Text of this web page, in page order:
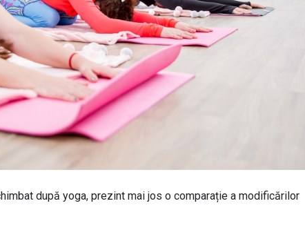
după yoga, prezint mai jos o comparație a modificărilor